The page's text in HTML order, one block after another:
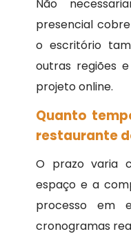
Não
presencial
o escritório
outras regiões
projeto online.
Quanto
restaurante
O prazo varia
espaço e a
processo em
cronogramas